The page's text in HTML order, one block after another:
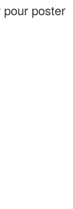
poster